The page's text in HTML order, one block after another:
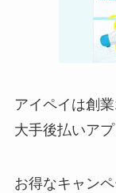
アイペイは創
大手後払いア
お得なキャン